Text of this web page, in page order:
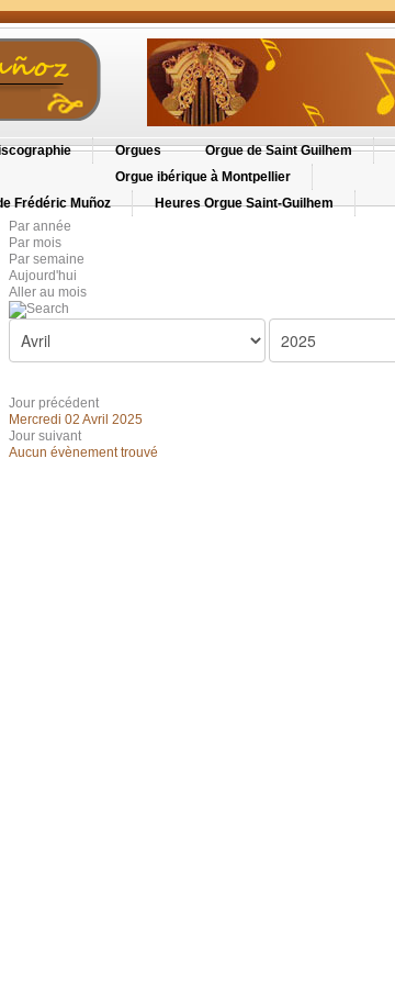
Orgues Orgue de Saint Guilhem
Orgue ibérique à Montpellier
Frédéric Muñoz
Heures Orgue Saint-Guilhem
Par année
Par mois
Par semaine
Aujourd'hui
Aller au mois
Jour précédent
Mercredi 02 Avril 2025
Jour suivant
Aucun évènement trouvé